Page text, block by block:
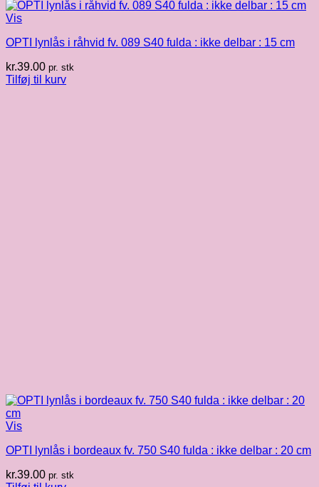
Vis
OPTI lynlås i råhvid fv. 089 S40 fulda : ikke delbar : 15 cm
kr.39.00 pr. stk
Tilføj til kurv
Vis
OPTI lynlås i bordeaux fv. 750 S40 fulda : ikke delbar : 20 cm
kr.39.00 pr. stk